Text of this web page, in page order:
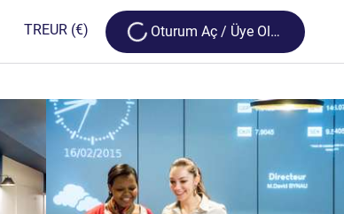
TREUR (€) Loading...
Oturum Aç / Üye Olun